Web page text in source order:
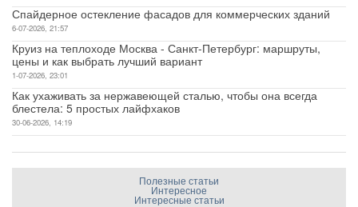
Спайдерное остекление фасадов для коммерческих зданий
6-07-2026, 21:57
Круиз на теплоходе Москва - Санкт-Петербург: маршруты,
цены и как выбрать лучший вариант
1-07-2026, 23:01
Как ухаживать за нержавеющей сталью, чтобы она всегда
блестела: 5 простых лайфхаков
30-06-2026, 14:19
Полезные статьи
Интересное
Интересные статьи